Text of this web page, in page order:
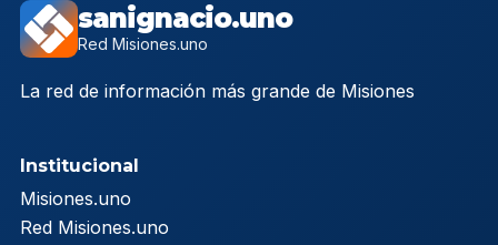
sanignacio.uno
Red Misiones.uno
La red de información más grande de Misiones
Institucional
Misiones.uno
Red Misiones.uno